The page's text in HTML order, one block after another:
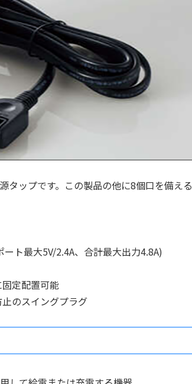
タップです。この製品の他に8個口を備える
ト最大5V/2.4A、合計最大出力4.8A)
定配置可能
のスイングプラグ